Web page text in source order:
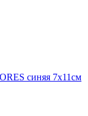
синяя 7х11см